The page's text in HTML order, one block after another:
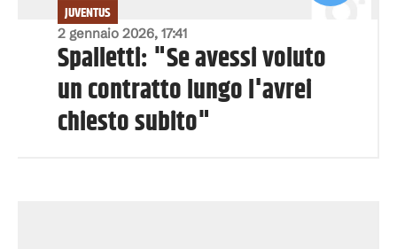
2 gennaio 2026, 17:41
JUVENTUS
Spalletti: "Se avessi voluto
un contratto lungo l'avrei
chiesto subito"